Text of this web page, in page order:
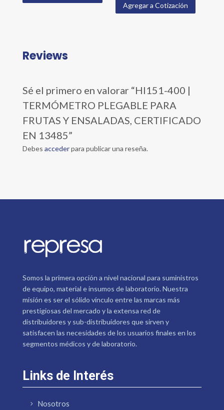
Agregar a Cotización
Reviews
Sé el primero en valorar “HI151-400 |
TERMÓMETRO PLEGABLE PARA
FRUTAS Y ENSALADAS, CERTIFICADO
EN 13485”
Debes accederpara publicar una reseña.
Somos la primera opción a nivel nacional para suministros
de equipo, material e insumos de laboratorio. Nuestra
misión es ser el sólido vínculo entre las marcas más
prestigiosas del mercado y la extensa red de
distribuidores y sub-distribuidores que sirven y
satisfacen las necesidades de los usuarios finales en los
segmentos médicos y de laboratorio.
Links de Interés
Nosotros